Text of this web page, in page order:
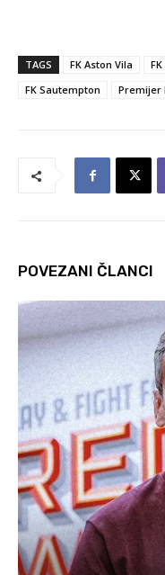
TAGS FK Aston Vila
FK Sautempton
Premijer
POVEZANI ČLANCI